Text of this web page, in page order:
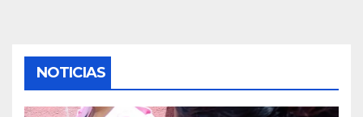
NOTICIAS